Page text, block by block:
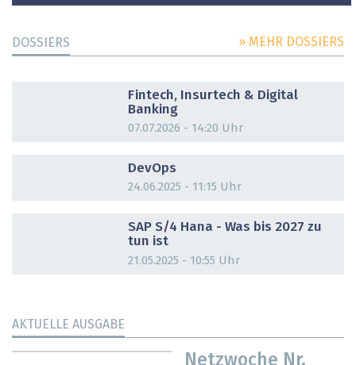
DOSSIERS » MEHR DOSSIERS
Fintech, Insurtech & Digital
Banking
07.07.2026 - 14:20 Uhr
DevOps
24.06.2025 - 11:15 Uhr
SAP S/4 Hana - Was bis 2027 zu
tun ist
21.05.2025 - 10:55 Uhr
AKTUELLE AUSGABE
Netzwoche Nr.